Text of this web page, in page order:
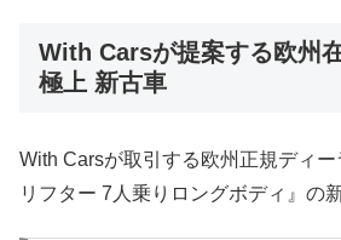
With Carsが提案する欧州
極上 新古車
With Carsが取引する欧州正規ディ
リフター 7人乗りロングボディ』の